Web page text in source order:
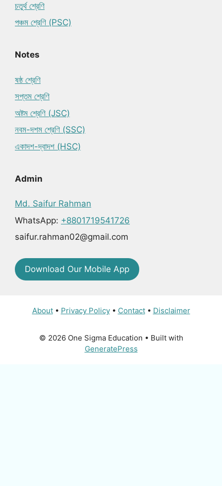
চতুর্থ শ্রেণি
পঞ্চম শ্রেণি (PSC)
Notes
ষষ্ঠ শ্রেণি
সপ্তম শ্রেণি
অষ্টম শ্রেণি (JSC)
নবম-দশম শ্রেণি (SSC)
একাদশ-দ্বাদশ (HSC)
Admin
Md. Saifur Rahman
WhatsApp: +8801719541726
saifur.rahman02@gmail.com
Download Our Mobile App
About• Privacy Policy• Contact• Disclaimer
© 2026 One Sigma Education • Built with
GeneratePress